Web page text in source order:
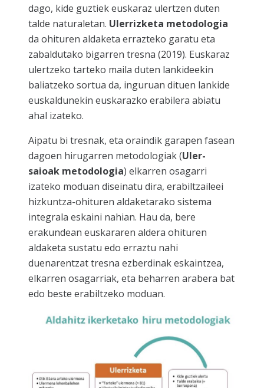
dago, kide guztiek euskaraz ulertzen duten
talde naturaletan. Ulerrizketa metodologia
da ohituren aldaketa errazteko garatu eta
zabaldutako bigarren tresna (2019). Euskaraz
ulertzeko tarteko maila duten lankideekin
baliatzeko sortua da, inguruan dituen lankide
euskaldunekin euskarazko erabilera abiatu
ahal izateko.
Aipatu bi tresnak, eta oraindik garapen fasean
dagoen hirugarren metodologiak (Uler-
saioak metodologia) elkarren osagarri
izateko moduan diseinatu dira, erabiltzaileei
hizkuntza-ohituren aldaketarako sistema
integrala eskaini nahian. Hau da, bere
erakundean euskararen aldera ohituren
aldaketa sustatu edo erraztu nahi
duenarentzat tresna ezberdinak eskaintzea,
elkarren osagarriak, eta beharren arabera bat
edo beste erabiltzeko moduan.